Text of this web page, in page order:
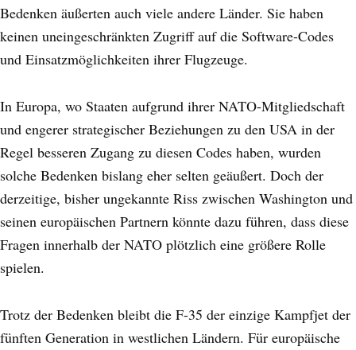
Bedenken äußerten auch viele andere Länder. Sie haben
keinen uneingeschränkten Zugriff auf die Software-Codes
und Einsatzmöglichkeiten ihrer Flugzeuge.
In Europa, wo Staaten aufgrund ihrer NATO-Mitgliedschaft
und engerer strategischer Beziehungen zu den USA in der
Regel besseren Zugang zu diesen Codes haben, wurden
solche Bedenken bislang eher selten geäußert. Doch der
derzeitige, bisher ungekannte Riss zwischen Washington und
seinen europäischen Partnern könnte dazu führen, dass diese
Fragen innerhalb der NATO plötzlich eine größere Rolle
spielen.
Trotz der Bedenken bleibt die F-35 der einzige Kampfjet der
fünften Generation in westlichen Ländern. Für europäische